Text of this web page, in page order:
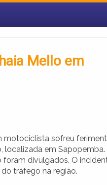
Mello em
motociclista sofreu
localizada em Sapopemba.
foram divulgados. O
tráfego na região.